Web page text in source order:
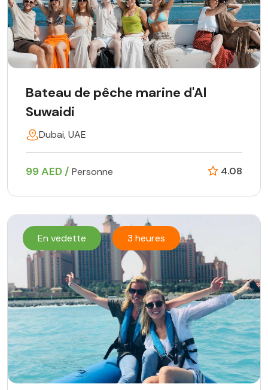
Bateau de pêche marine d'Al
Suwaidi
Dubai, UAE
99 AED / Personne 4.08
En vedette 3 heures